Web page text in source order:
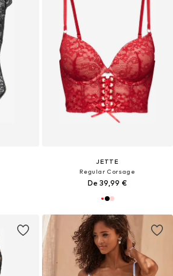
JETTE
Regular Corsage
De 39,99 €